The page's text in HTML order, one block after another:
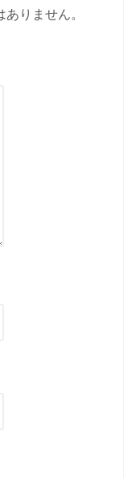
りません。